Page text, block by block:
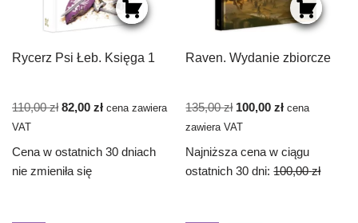
Rycerz Psi Łeb. Księga 1
110,00zł 82,00 zł cena zawiera
VAT
Cena w ostatnich 30 dniach
nie zmieniła się
Raven. Wydanie zbiorcze
135,00zł 100,00zł cena
zawiera VAT
Najniższa cena w ciągu
ostatnich 30 dni:100,00 zł